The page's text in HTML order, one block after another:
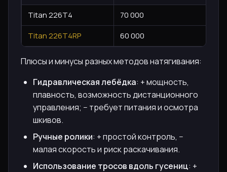
Titan 226T4
70 000
Titan 226T4RP
60 000
Плюсы и минусы разных методов натягивания:
Гидравлическая лебёдка: + мощность,
плавность, возможность дистанционного
управления; − требует питания и осмотра
шкивов.
Ручные ролики: + простой контроль, −
малая скорость и риск раскачивания.
Использование тросов вдоль гусениц: +